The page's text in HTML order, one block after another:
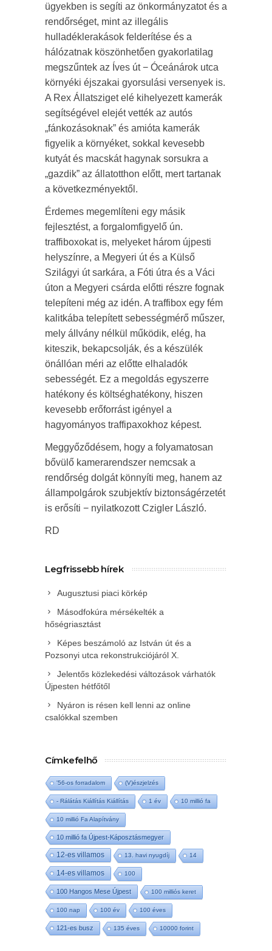
ügyekben is segíti az önkormányzatot és a
rendőrséget, mint az illegális
hulladéklerakások felderítése és a
hálózatnak köszönhetően gyakorlatilag
megszűntek az Íves út − Óceánárok utca
környéki éjszakai gyorsulási versenyek is.
A Rex Állatsziget elé kihelyezett kamerák
segítségével elejét vették az autós
„fánkozásoknak” és amióta kamerák
figyelik a környéket, sokkal kevesebb
kutyát és macskát hagynak sorsukra a
„gazdik” az állatotthon előtt, mert tartanak
a következményektől.
Érdemes megemlíteni egy másik
fejlesztést, a forgalomfigyelő ún.
traffiboxokat is, melyeket három újpesti
helyszínre, a Megyeri út és a Külső
Szilágyi út sarkára, a Fóti útra és a Váci
úton a Megyeri csárda előtti részre fognak
telepíteni még az idén. A traffibox egy fém
kalitkába telepített sebességmérő műszer,
mely állvány nélkül működik, elég, ha
kiteszik, bekapcsolják, és a készülék
önállóan méri az előtte elhaladók
sebességét. Ez a megoldás egyszerre
hatékony és költséghatékony, hiszen
kevesebb erőforrást igényel a
hagyományos traffipaxokhoz képest.
Meggyőződésem, hogy a folyamatosan
bővülő kamerarendszer nemcsak a
rendőrség dolgát könnyíti meg, hanem az
állampolgárok szubjektív biztonságérzetét
is erősíti − nyilatkozott Czigler László.
RD
Legfrissebb hírek
Augusztusi piaci körkép
Másodfokúra mérsékelték a
hőségriasztást
Képes beszámoló az István út és a
Pozsonyi utca rekonstrukciójáról X.
Jelentős közlekedési változások várhatók
Újpesten hétfőtől
Nyáron is résen kell lenni az online
csalókkal szemben
Címkefelhő
'56-os forradalom (V)észjelzés
- Rálátás Kiállítás Kiállítás 1 év 10 millió fa
10 millió Fa Alapítvány
10 millió fa Újpest-Káposztásmegyer
12-es villamos 13. havi nyugdíj 14
14-es villamos 100
100 Hangos Mese Újpest 100 milliós keret
100 nap 100 év 100 éves
121-es busz 135 éves 10000 forint